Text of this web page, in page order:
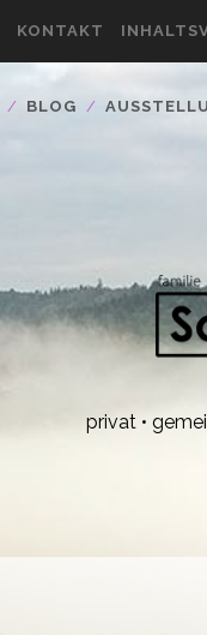
KONTAKT
BLOG
privat •